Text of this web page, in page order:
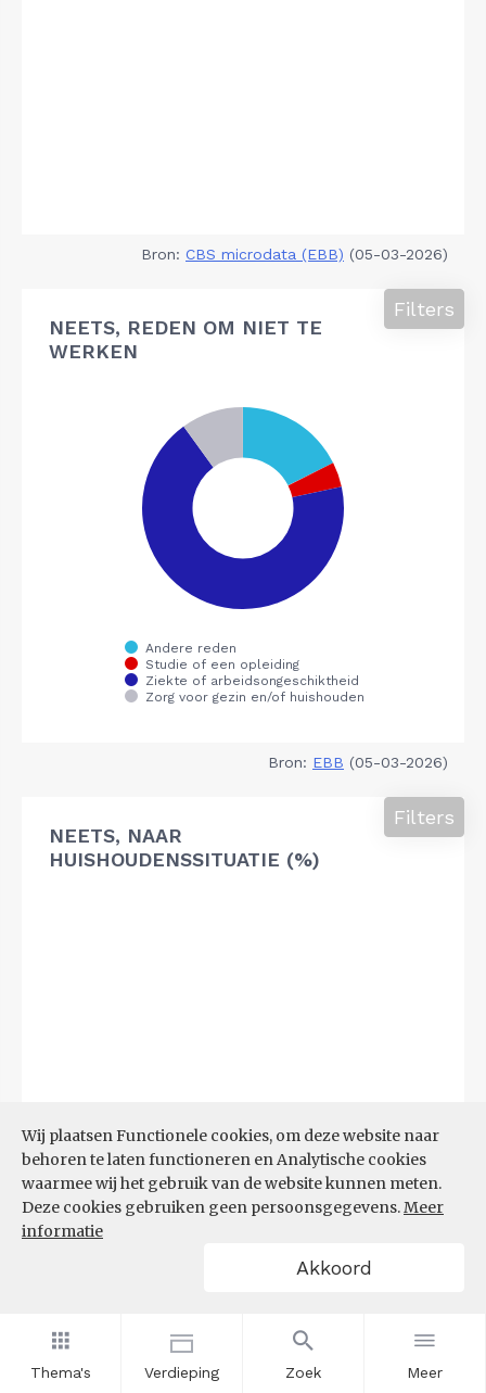
Thema's Verdieping Zoek Meer
Wij plaatsen Functionele cookies, om deze website naar
behoren te laten functioneren en Analytische cookies
waarmee wij het gebruik van de website kunnen meten.
Deze cookies gebruiken geen persoonsgegevens.Meer
informatie
Akkoord
Bron: CBS microdata (EBB) (05-03-2026)
NEETS, REDEN OM NIET TE
WERKEN
Filters
Bron: EBB (05-03-2026)
NEETS, NAAR
HUISHOUDENSSITUATIE (%)
Filters
CBS microdata (EBB)(09-03-2026)
AANDEEL NEETS NAAR REGIO
(%)